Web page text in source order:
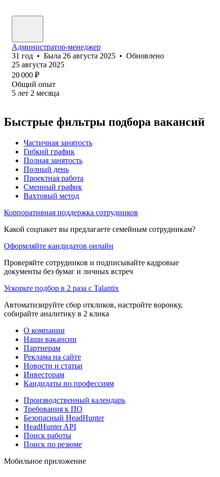
Администратор-менеджер
31 год • Была 26 августа 2025 • Обновлено
25 августа 2025
20 000 ₽
Общий опыт
5 лет 2 месяца
Быстрые фильтры подбора вакансий
Частичная занятость
Гибкий график
Полная занятость
Полный день
Проектная работа
Сменный график
Вахтовый метод
Корпоративная поддержка сотрудников
Какой соцпакет вы предлагаете семейным сотрудникам?
Оформляйте кандидатов онлайн
Проверяйте сотрудников и подписывайте кадровые
документы без бумаг и личных встреч
Ускорьте подбор в 2 раза с Talantix
Автоматизируйте сбор откликов, настройте воронку,
собирайте аналитику в 2 клика
О компании
Наши вакансии
Партнерам
Реклама на сайте
Новости и статьи
Инвесторам
Кандидаты по профессиям
Производственный календарь
Требования к ПО
Безопасный HeadHunter
HeadHunter API
Поиск работы
Поиск по резюме
Мобильное приложение